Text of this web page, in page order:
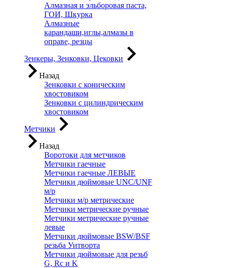
Алмазная и эльборовая паста,
ГОИ, Шкурка
Алмазные
карандаши,иглы,алмазы в
оправе, резцы
Зенкеры, Зенковки, Цековки
Назад
Зенковки с коническим
хвостовиком
Зенковки с цилиндрическим
хвостовиком
Метчики
Назад
Воротоки для метчиков
Метчики гаечные
Метчики гаечные ЛЕВЫЕ
Метчики дюймовые UNC/UNF
м/р
Метчики м/р метрические
Метчики метрические ручные
Метчики метрические ручные
левые
Метчики дюймовые BSW/BSF
резьба Уитворта
Метчики дюймовые для резьб
G, Rc и K